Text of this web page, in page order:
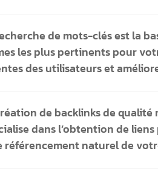
de mots-clés est la
les plus pertinents pour
des utilisateurs et
de backlinks de qualité
dans l’obtention de
référencement naturel de